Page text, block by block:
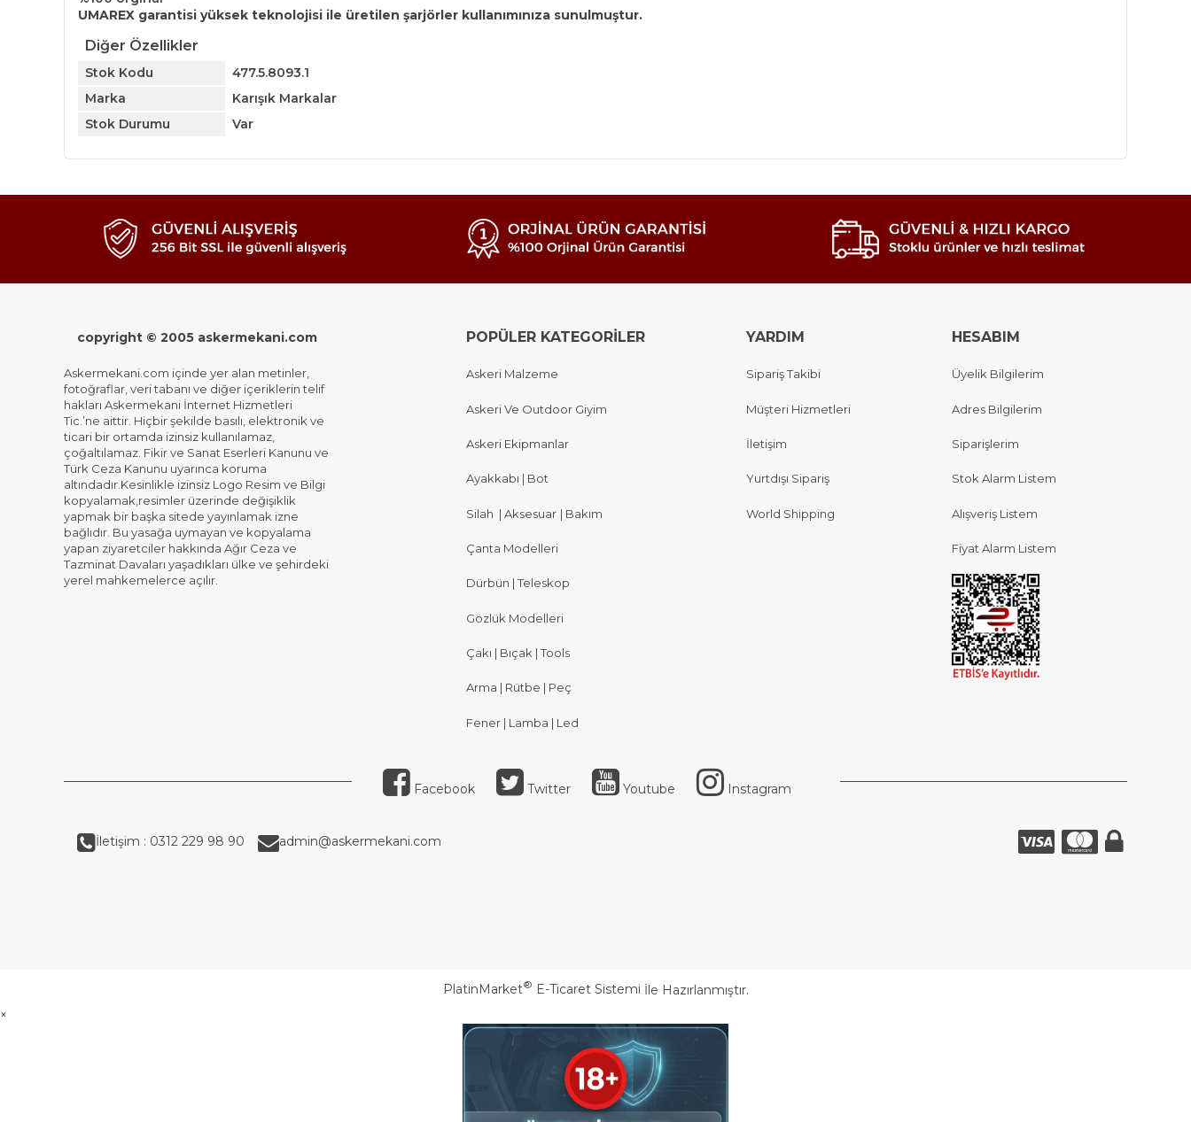
UMAREX garantisi yüksek teknolojisi ile üretilen şarjörler kullanımınıza sunulmuştur.
Diğer Özellikler
Stok Kodu
477.5.8093.1
Marka
Karışık Markalar
Stok Durumu
Var
copyright © 2005 askermekani.com
Askermekani.com içinde yer alan metinler,
fotoğraflar, veri tabanı ve diğer içeriklerin telif
hakları Askermekani İnternet Hizmetleri
Tic.’ne aittir. Hiçbir şekilde basılı, elektronik ve
ticari bir ortamda izinsiz kullanılamaz,
çoğaltılamaz. Fikir ve Sanat Eserleri Kanunu ve
Türk Ceza Kanunu uyarınca koruma
altındadır.Kesinlikle izinsiz Logo Resim ve Bilgi
kopyalamak,resimler üzerinde değişiklik
yapmak bir başka sitede yayınlamak izne
bağlıdır. Bu yasağa uymayan ve kopyalama
yapan ziyaretciler hakkında Ağır Ceza ve
Tazminat Davaları yaşadıkları ülke ve şehirdeki
yerel mahkemelerce açılır.
POPÜLER KATEGORİLER
Askeri Malzeme
Askeri Ve Outdoor Giyim
Askeri Ekipmanlar
Ayakkabı | Bot
Silah | Aksesuar | Bakım
Çanta Modelleri
Dürbün | Teleskop
Gözlük Modelleri
Çakı | Bıçak | Tools
Arma | Rütbe | Peç
Fener | Lamba | Led
YARDIM
Sipariş Takibi
Müşteri Hizmetleri
İletişim
Yurtdışı Sipariş
World Shipping
HESABIM
Üyelik Bilgilerim
Adres Bilgilerim
Siparişlerim
Stok Alarm Listem
Alışveriş Listem
Fiyat Alarm Listem
Facebook Twitter Youtube Instagram
İletişim : 0312 229 98 90 admin@askermekani.com
PlatinMarket® E-Ticaret Sistemi İle Hazırlanmıştır.
×